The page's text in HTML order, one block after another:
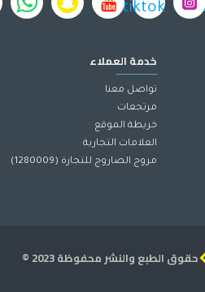
خدمة العملاء
تواصل معنا
مرتجعات
خريطة الموقع
العلامات التجارية
مروج الصاروج للتجارة (1280009)
حقوق الطبع والنشر محفوظة 2023 ©